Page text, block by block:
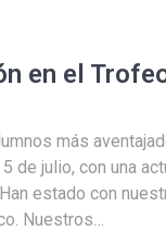
en el
más
de julio, con una
estado con
Nuestros…